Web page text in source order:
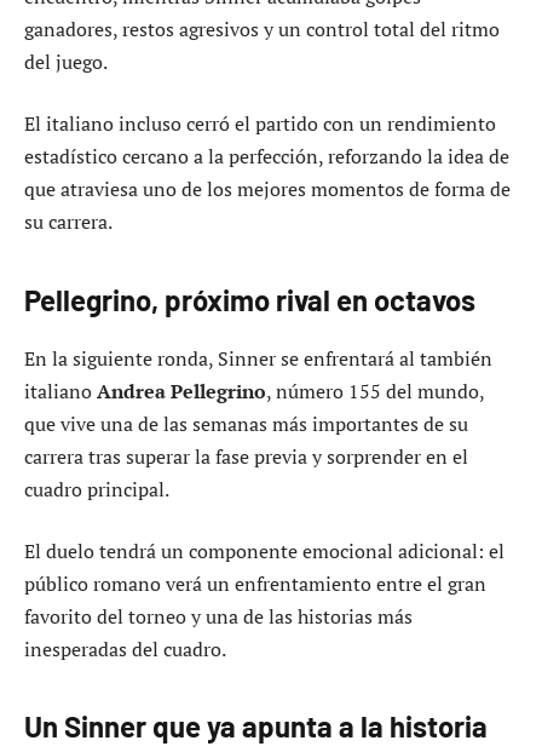
ganadores, restos agresivos y un control total del ritmo
del juego.
El italiano incluso cerró el partido con un rendimiento
estadístico cercano a la perfección, reforzando la idea de
que atraviesa uno de los mejores momentos de forma de
su carrera.
Pellegrino, próximo rival en octavos
En la siguiente ronda, Sinner se enfrentará al también
italianoAndrea Pellegrino, número 155 del mundo,
que vive una de las semanas más importantes de su
carrera tras superar la fase previa y sorprender en el
cuadro principal.
El duelo tendrá un componente emocional adicional: el
público romano verá un enfrentamiento entre el gran
favorito del torneo y una de las historias más
inesperadas del cuadro.
Un Sinner que ya apunta a la historia